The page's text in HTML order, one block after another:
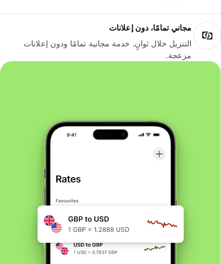
مجاني تمامًا، دون إعلانات
التنزيل خلال ثوانٍ. خدمة مجانية تمامًا ودون إعلانات
مزعجة.